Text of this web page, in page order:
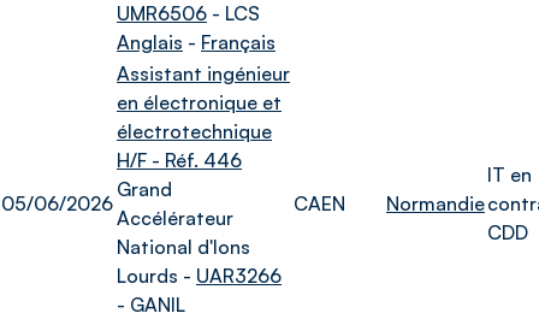
UMR6506 - LCS
Anglais - Français
05/06/2026
Assistant ingénieur
en électronique et
électrotechnique
H/F - Réf. 446
Grand
Accélérateur
National d'Ions
Lourds - UAR3266
- GANIL
CAEN Normandie
IT en
CDD